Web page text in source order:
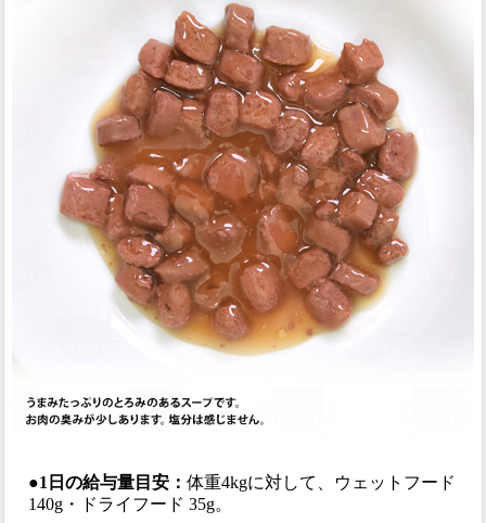
●1日の給与量目安：体重4kgに対して、ウェットフード
140g・ドライフード 35g。